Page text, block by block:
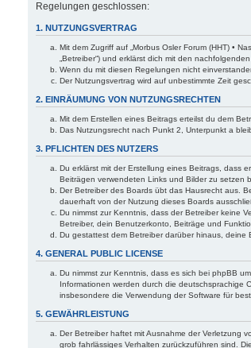
Regelungen geschlossen:
1. NUTZUNGSVERTRAG
Mit dem Zugriff auf „Morbus Osler Forum (HHT) •
„Betreiber“) und erklärst dich mit den
Wenn du mit diesen Regelungen nicht
Der Nutzungsvertrag wird auf unbestimmte Zeit
2. EINRÄUMUNG VON NUTZUNGSRECHTEN
Mit dem Erstellen eines Beitrags erteilst du dem
Das Nutzungsrecht nach Punkt 2, Unterpunkt a
3. PFLICHTEN DES NUTZERS
Du erklärst mit der Erstellung eines Beitrags, dass
Beiträgen verwendeten Links und Bilder zu setzen
Der Betreiber des Boards übt das Hausrecht aus.
dauerhaft von der Nutzung dieses Boards
Du nimmst zur Kenntnis, dass der Betreiber keine
Betreiber, dein Benutzerkonto, Beiträge und
Du gestattest dem Betreiber darüber hinaus,
4. GENERAL PUBLIC LICENSE
Du nimmst zur Kenntnis, dass es sich bei phpBB um
Informationen werden durch die deutschsprachige
insbesondere die Verwendung der Software für
5. GEWÄHRLEISTUNG
Der Betreiber haftet mit Ausnahme der Verletzung
grob fahrlässiges Verhalten zurückzuführen sind.